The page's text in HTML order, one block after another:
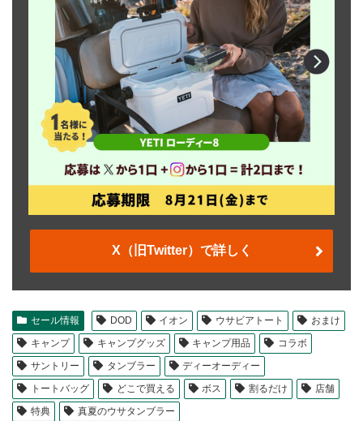
X（旧Twitter）で詳しく
セール情報 DOD イオン ウサビアトート
おまけ
キャンプ
キャンプグッズ キャンプ用品
コラボ
サントリー
タンブラー
ディーオーディー
トートバッグ
どこで買える ボス 割るだけ
店舗
特典
真夏のウサタンブラー